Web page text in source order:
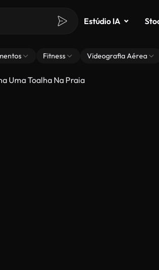
Estúdio IA
Fitness Videografia Aérea
Uma Toalha Na Praia